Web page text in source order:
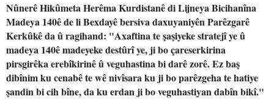
Nûnerê Hikûmeta Herêma Kurdistanê di Lijneya Bicihanîna
Madeya 140ê de li Bexdayê bersiva daxuyaniyên Parêzgarê
Kerkûkê da û ragihand: "Axaftina te şaşiyeke stratejî ye û
madeya 140ê madeyeke destûrî ye, ji bo çareserkirina
pirsgirêka erebîkirinê û veguhastina bi darê zorê. Ez baş
dibînim ku cenabê te wê nivîsara ku ji bo parêzgeha te hatiye
şandin bi cih bîne, da ku erdan ji bo veguhastiyan dabîn bikî."